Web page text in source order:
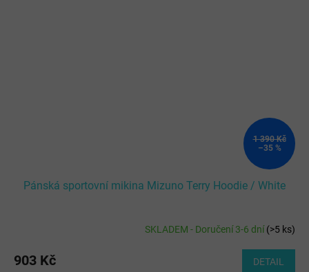
1 390 Kč
–35 %
Pánská sportovní mikina Mizuno Terry Hoodie / White
SKLADEM - Doručení 3-6 dní(>5 ks)
903 Kč DETAIL